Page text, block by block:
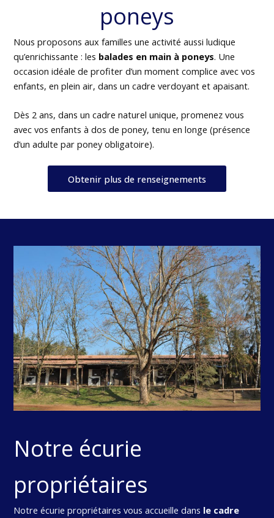
poneys
Nous proposons aux familles une activité aussi ludique
qu’enrichissante : les balades en main à poneys. Une
occasion idéale de profiter d’un moment complice avec vos
enfants, en plein air, dans un cadre verdoyant et apaisant.
Dès 2 ans, dans un cadre naturel unique, promenez vous
avec vos enfants à dos de poney, tenu en longe (présence
d’un adulte par poney obligatoire).
Obtenir plus de renseignements
Notre écurie
propriétaires
Notre écurie propriétaires vous accueille dans le cadre